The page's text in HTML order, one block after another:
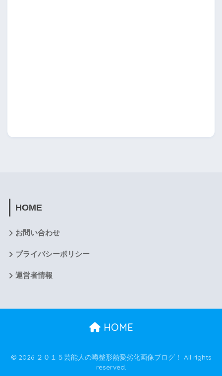
HOME
お問い合わせ
プライバシーポリシー
運営者情報
HOME
© 2026 ２０１５芸能人の噂整形熱愛劣化画像ブログ！ All rights
reserved.